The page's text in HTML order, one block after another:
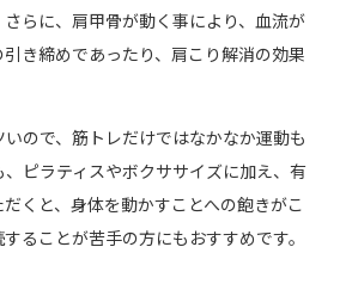
らに、肩甲骨が動く事により、血流が
き締めであったり、肩こり解消の効果
ので、筋トレだけではなかなか運動も
ピラティスやボクササイズに加え、有
くと、身体を動かすことへの飽きがこ
ることが苦手の方にもおすすめです。